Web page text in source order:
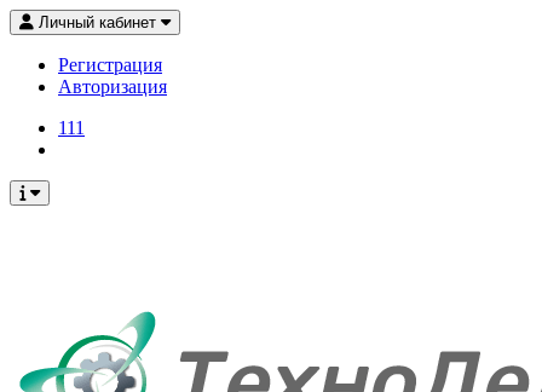
Личный кабинет
Регистрация
Авторизация
111